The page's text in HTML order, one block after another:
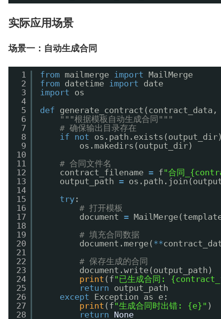
实际应用场景
场景一：自动生成合同
1
2
3
4
5
6
7
8
9
10
11
12
13
14
15
16
17
18
19
20
21
22
23
24
25
26
27
28
from mailmerge import
MailMerge
from datetime import
date
import
os
def
"""根据模板自动生成合同"""
# 确保输出目录存在
if
not
os.makedirs(output_dir)
# 合同文件名
contract_filename = f"合同
output_path =
try :
# 打开模板
document =
# 填充合同数据
document.merge( **
# 保存生成的合同
document.write(output_path)
print (f"已生成合同:
return
output_path
except
Exception as e:
print (f"生成合同时出错: {e}" )
return
None